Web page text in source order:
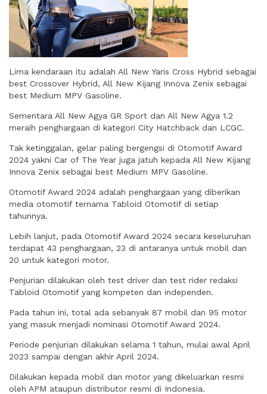
Lima kendaraan itu adalah All New Yaris Cross Hybrid sebagai
best Crossover Hybrid, All New Kijang Innova Zenix sebagai
best Medium MPV Gasoline.
Sementara All New Agya GR Sport dan All New Agya 1.2
meraih penghargaan di kategori City Hatchback dan LCGC.
Tak ketinggalan, gelar paling bergengsi di Otomotif Award
2024 yakni Car of The Year juga jatuh kepada All New Kijang
Innova Zenix sebagai best Medium MPV Gasoline.
Otomotif Award 2024 adalah penghargaan yang diberikan
media otomotif ternama Tabloid Otomotif di setiap
tahunnya.
Lebih lanjut, pada Otomotif Award 2024 secara keseluruhan
terdapat 43 penghargaan, 23 di antaranya untuk mobil dan
20 untuk kategori motor.
Penjurian dilakukan oleh test driver dan test rider redaksi
Tabloid Otomotif yang kompeten dan independen.
Pada tahun ini, total ada sebanyak 87 mobil dan 95 motor
yang masuk menjadi nominasi Otomotif Award 2024.
Periode penjurian dilakukan selama 1 tahun, mulai awal April
2023 sampai dengan akhir April 2024.
Dilakukan kepada mobil dan motor yang dikeluarkan resmi
oleh APM ataupun distributor resmi di Indonesia.